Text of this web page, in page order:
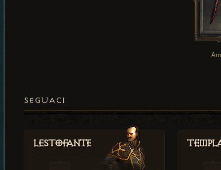
SEGUACI
Lestofante